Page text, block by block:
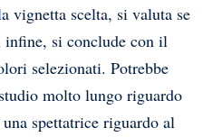
vignetta scelta, si valuta se
infine, si conclude con il
selezionati. Potrebbe
molto lungo riguardo
spettatrice riguardo al